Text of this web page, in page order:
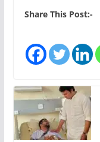
Share This Post:-